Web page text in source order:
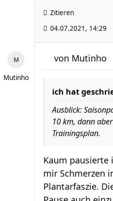
Zitieren
04.07.2021, 14:29
Mutinho
von Mutinho
ich hat
Ausblick:
10 km, dann
Trainingsplan.
Kaum pausierte
mir Schmerzen
Plantarfaszie.